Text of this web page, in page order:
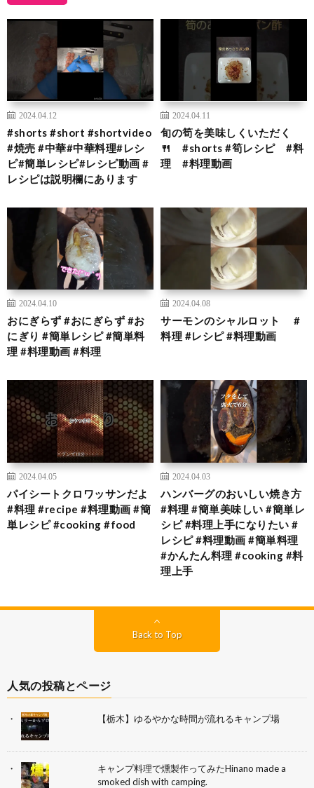
2024.04.12
#shorts #short #shortvideo
#焼売 #中華#中華料理#レシ
ピ#簡単レシピ#レシピ動画 #
レシピは説明欄にあります
2024.04.11
旬の筍を美味しくいただく
🍴 #shorts #筍レシピ #料
理 #料理動画
2024.04.10
おにぎらず #おにぎらず #お
にぎり #簡単レシピ #簡単料
理 #料理動画 #料理
2024.04.08
サーモンのシャルロット #
料理 #レシピ #料理動画
2024.04.05
パイシートクロワッサンだよ
#料理 #recipe #料理動画 #簡
単レシピ #cooking #food
2024.04.03
ハンバーグのおいしい焼き方
#料理 #簡単美味しい #簡単レ
シピ #料理上手になりたい #
レシピ #料理動画 #簡単料理
#かんたん料理 #cooking #料
理上手
Back to Top
人気の投稿とページ
【栃木】ゆるやかな時間が流れるキャンプ場
キャンプ料理で燻製作ってみたHinano made a
smoked dish with camping.